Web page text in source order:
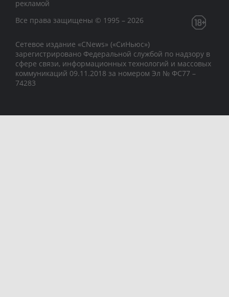
рекламой
Все права защищены © 1995 – 2026
Сетевое издание «CNews» («СиНьюс»)
зарегистрировано Федеральной службой по надзору в
сфере связи, информационных технологий и массовых
коммуникаций 09.11.2018 за номером Эл № ФС77 –
74283